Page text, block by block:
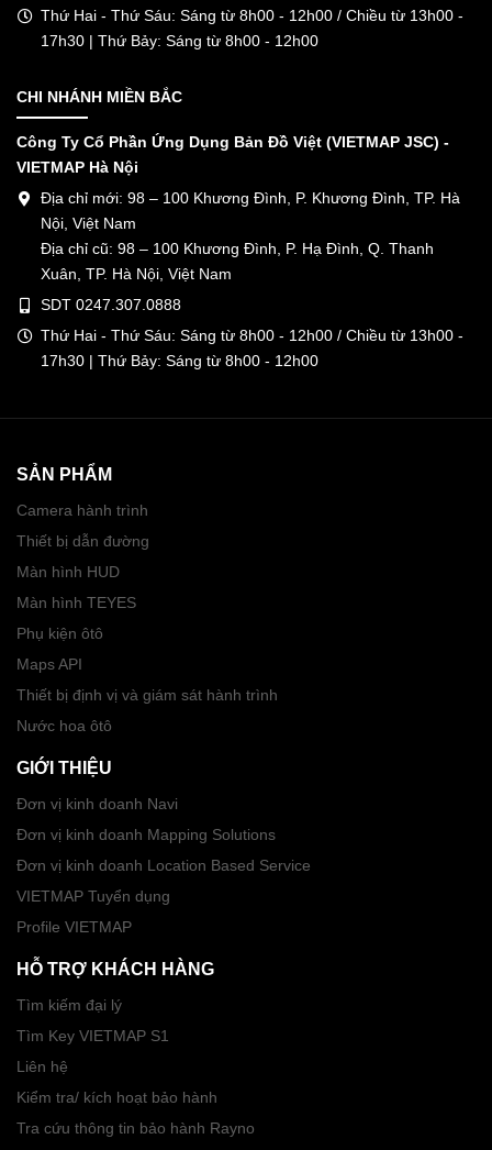
Thứ Hai - Thứ Sáu: Sáng từ 8h00 - 12h00 / Chiều từ 13h00 -
17h30 | Thứ Bảy: Sáng từ 8h00 - 12h00
CHI NHÁNH MIỀN BẮC
Công Ty Cổ Phần Ứng Dụng Bản Đồ Việt (VIETMAP JSC) -
VIETMAP Hà Nội
Địa chỉ mới: 98 – 100 Khương Đình, P. Khương Đình, TP. Hà
Nội, Việt Nam
Địa chỉ cũ: 98 – 100 Khương Đình, P. Hạ Đình, Q. Thanh
Xuân, TP. Hà Nội, Việt Nam
SDT 0247.307.0888
Thứ Hai - Thứ Sáu: Sáng từ 8h00 - 12h00 / Chiều từ 13h00 -
17h30 | Thứ Bảy: Sáng từ 8h00 - 12h00
SẢN PHẨM
Camera hành trình
Thiết bị dẫn đường
Màn hình HUD
Màn hình TEYES
Phụ kiện ôtô
Maps API
Thiết bị định vị và giám sát hành trình
Nước hoa ôtô
GIỚI THIỆU
Đơn vị kinh doanh Navi
Đơn vị kinh doanh Mapping Solutions
Đơn vị kinh doanh Location Based Service
VIETMAP Tuyển dụng
Profile VIETMAP
HỖ TRỢ KHÁCH HÀNG
Tìm kiếm đại lý
Tìm Key VIETMAP S1
Liên hệ
Kiểm tra/ kích hoạt bảo hành
Tra cứu thông tin bảo hành Rayno